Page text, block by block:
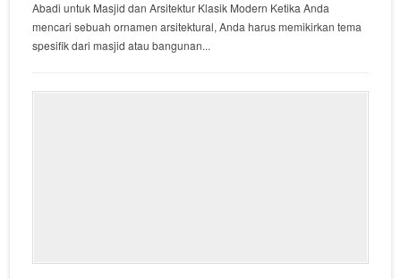
Abadi untuk Masjid dan Arsitektur Klasik Modern Ketika Anda
mencari sebuah ornamen arsitektural, Anda harus memikirkan tema
spesifik dari masjid atau bangunan...